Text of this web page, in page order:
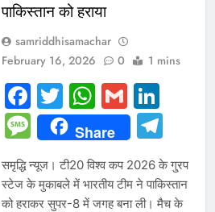
पाकिस्तान को हराया
samriddhisamachar
February 16, 2026
0 1 mins
Facebook
TwitterGmail
Message
Share
समृद्धि न्यूज। टी20 विश्व कप 2026 के गु्रप
स्टेज के मुकाबले में भारतीय टीम ने पाकिस्तान
को हराकर सुपर-8 में जगह बना ली। मैच के